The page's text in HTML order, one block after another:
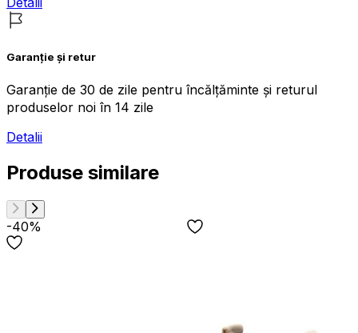
Garanție și retur
Garanție de 30 de zile pentru încălțăminte și returul
produselor noi în 14 zile
Detalii
Produse similare
-40%